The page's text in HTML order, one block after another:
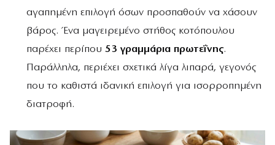
αγαπημένη επιλογή όσων προσπαθούν να χάσουν
βάρος. Ένα μαγειρεμένο στήθος κοτόπουλου
παρέχει περίπου53 γραμμάρια πρωτεΐνης.
Παράλληλα, περιέχει σχετικά λίγα λιπαρά, γεγονός
που το καθιστά ιδανική επιλογή για ισορροπημένη
διατροφή.